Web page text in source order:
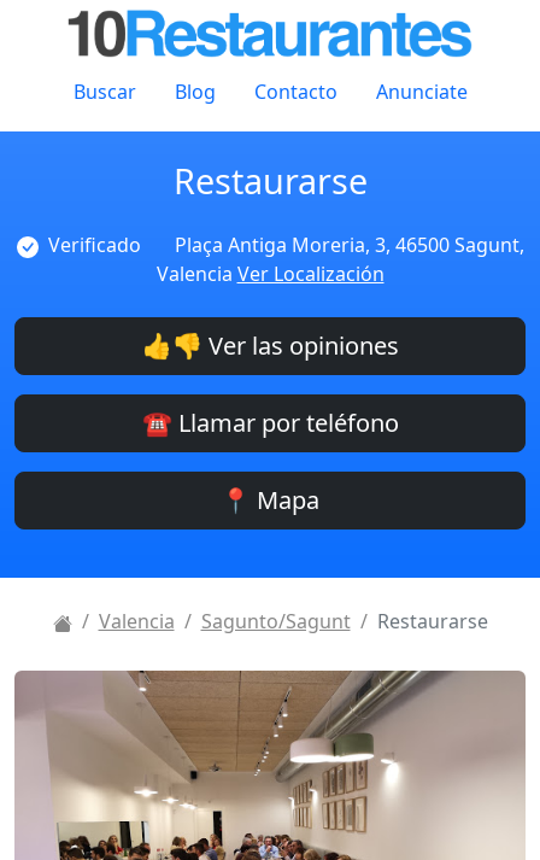
Buscar Blog Contacto Anunciate
Restaurarse
Verificado
Plaça Antiga Moreria, 3, 46500 Sagunt,
Valencia Ver Localización
👍👎 Ver las opiniones
☎️ Llamar por teléfono
📍 Mapa
Valencia Sagunto/Sagunt Restaurarse